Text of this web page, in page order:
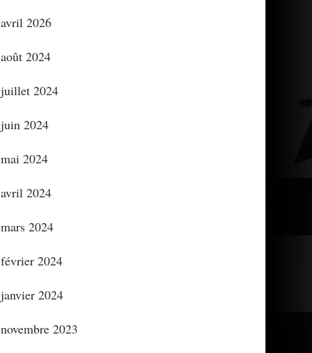
avril 2026
août 2024
juillet 2024
juin 2024
mai 2024
avril 2024
mars 2024
février 2024
janvier 2024
novembre 2023